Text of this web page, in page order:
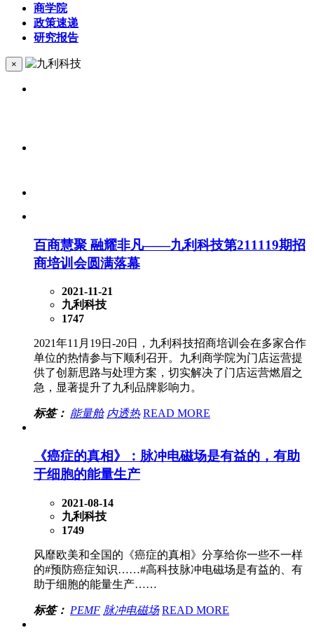
商学院
政策速递
研究报告
×
百商慧聚 融耀非凡——九利科技第211119期招
商培训会圆满落幕
2021-11-21
九利科技
1747
2021年11月19日-20日，九利科技招商培训会在多家合作
单位的热情参与下顺利召开。九利商学院为门店运营提
供了创新思路与处理方案，切实解决了门店运营燃眉之
急，显著提升了九利品牌影响力。
标签： 能量舱 内透热 READ MORE
《癌症的真相》：脉冲电磁场是有益的，有助
于细胞的能量生产
2021-08-14
九利科技
1749
风靡欧美和全国的《癌症的真相》分享给你一些不一样
的#预防癌症知识……#高科技脉冲电磁场是有益的、有
助于细胞的能量生产……
标签： PEMF 脉冲电磁场 READ MORE